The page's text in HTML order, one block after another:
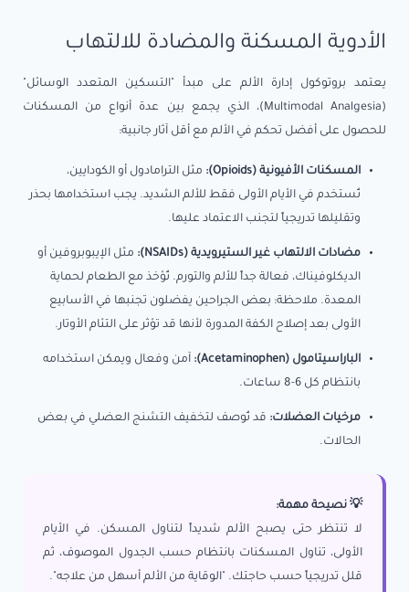
الأدوية المسكنة والمضادة للالتهاب
يعتمد بروتوكول إدارة الألم على مبدأ "التسكين المتعدد الوسائل"
(Multimodal Analgesia)، الذي يجمع بين عدة أنواع من المسكنات
للحصول على أفضل تحكم في الألم مع أقل آثار جانبية:
المسكنات الأفيونية (Opioids):
مثل الترامادول أو الكودايين،
تُستخدم في الأيام الأولى فقط للألم الشديد. يجب استخدامها بحذر
وتقليلها تدريجياً لتجنب الاعتماد عليها.
مضادات الالتهاب غير الستيرويدية (NSAIDs):
مثل الإيبوبروفين أو
الديكلوفيناك، فعالة جداً للألم والتورم. تُؤخذ مع الطعام لحماية
المعدة. ملاحظة: بعض الجراحين يفضلون تجنبها في الأسابيع
الأولى بعد إصلاح الكفة المدورة لأنها قد تؤثر على التئام الأوتار.
الباراسيتامول (Acetaminophen):
آمن وفعال ويمكن استخدامه
بانتظام كل 6-8 ساعات.
مرخيات العضلات: قد تُوصف لتخفيف التشنج العضلي في بعض
الحالات.
💡 نصيحة مهمة:
لا تنتظر حتى يصبح الألم شديداً لتناول المسكن. في الأيام
الأولى، تناول المسكنات بانتظام حسب الجدول الموصوف، ثم
قلل تدريجياً حسب حاجتك. "الوقاية من الألم أسهل من علاجه".